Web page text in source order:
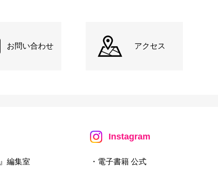
お問い合わせ アクセス
編集室
Instagram
・電子書籍 公式